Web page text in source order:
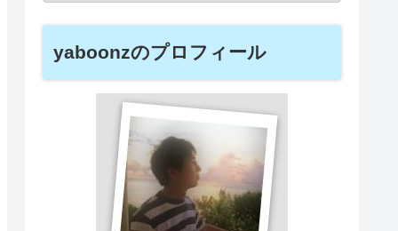
yaboonzのプロフィール